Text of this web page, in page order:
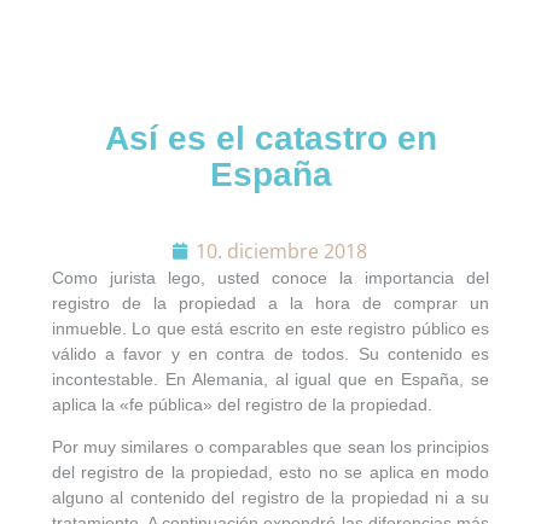
BÚSQUEDA
APARTAMENTOS
VILLAS
TERRENOS
Así es el catastro en
España
10. diciembre 2018
Como jurista lego, usted conoce la importancia del
registro de la propiedad a la hora de comprar un
inmueble. Lo que está escrito en este registro público es
válido a favor y en contra de todos. Su contenido es
incontestable. En Alemania, al igual que en España, se
aplica la «fe pública» del registro de la propiedad.
Por muy similares o comparables que sean los principios
del registro de la propiedad, esto no se aplica en modo
alguno al contenido del registro de la propiedad ni a su